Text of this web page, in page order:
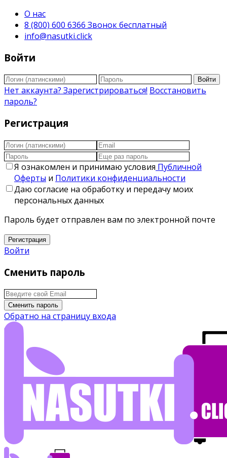
О нас
8 (800) 600 6366 Звонок бесплатный
info@nasutki.click
Войти
Войти
Нет аккаунта? Зарегистрироваться! Восстановить
пароль?
Регистрация
Я ознакомлен и принимаю условия Публичной
Оферты и Политики конфиденциальности
Даю согласие на обработку и передачу моих
персональных данных
Пароль будет отправлен вам по электронной почте
Регистрация
Войти
Сменить пароль
Сменить пароль
Обратно на страницу входа